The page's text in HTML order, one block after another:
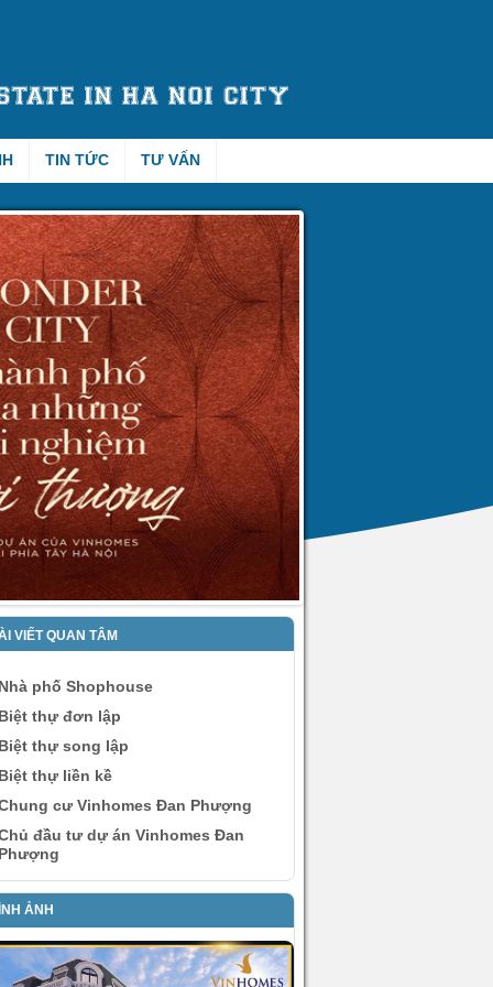
TIN TỨC TƯ VẤN
VIẾT QUAN TÂM
phố Shophouse
thự đơn lập
thự song lập
thự liền kề
cư Vinhomes Đan Phượng
đầu tư dự án Vinhomes Đan
ẢNH